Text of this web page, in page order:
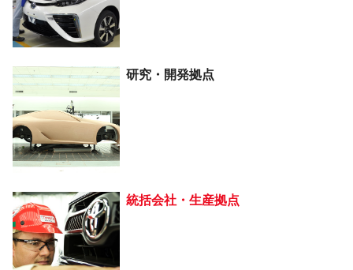
研究・開発拠点
統括会社・生産拠点